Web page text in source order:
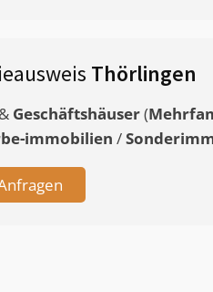
Thörlingen
Geschäftshäuser(
immobilien /